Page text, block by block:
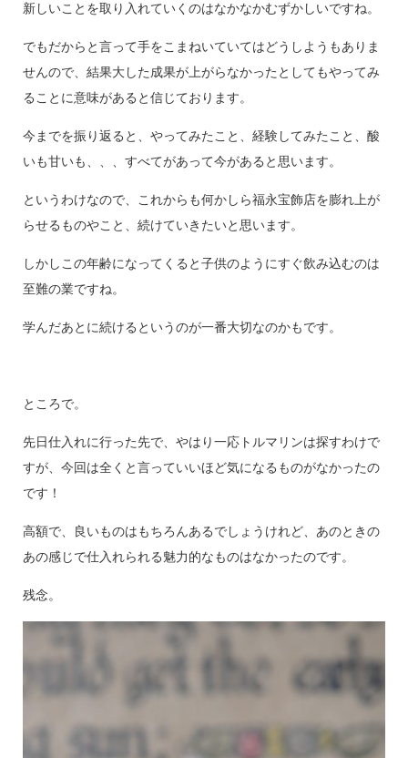
新しいことを取り入れていくのはなかなかむずかしいですね。
でもだからと言って手をこまねいていてはどうしようもありま
せんので、結果大した成果が上がらなかったとしてもやってみ
ることに意味があると信じております。
今までを振り返ると、やってみたこと、経験してみたこと、酸
いも甘いも、、、すべてがあって今があると思います。
というわけなので、これからも何かしら福永宝飾店を膨れ上が
らせるものやこと、続けていきたいと思います。
しかしこの年齢になってくると子供のようにすぐ飲み込むのは
至難の業ですね。
学んだあとに続けるというのが一番大切なのかもです。
ところで。
先日仕入れに行った先で、やはり一応トルマリンは探すわけで
すが、今回は全くと言っていいほど気になるものがなかったの
です！
高額で、良いものはもちろんあるでしょうけれど、あのときの
あの感じで仕入れられる魅力的なものはなかったのです。
残念。